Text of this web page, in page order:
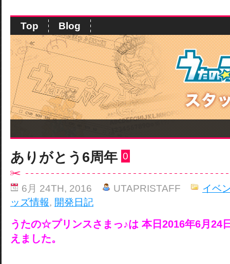
Top Blog
ありがとう6周年 0
6月 24TH, 2016 UTAPRISTAFF
イベ
ッズ情報, 開発日記
うたの☆プリンスさまっ♪は 本日2016年6月24
えました。